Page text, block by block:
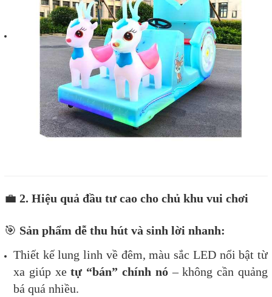
💼 2. Hiệu quả đầu tư cao cho chủ khu vui chơi
🎯 Sản phẩm dễ thu hút và sinh lời nhanh:
Thiết kế lung linh về đêm, màu sắc LED nổi bật từ
xa giúp xetự “bán” chính nó– không cần quảng
bá quá nhiều.